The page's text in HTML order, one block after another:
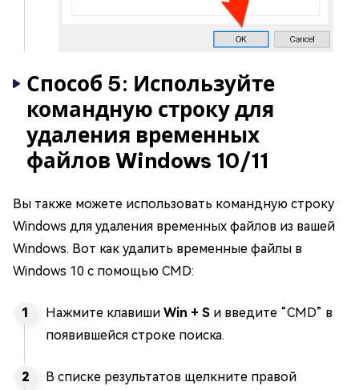
Способ 5: Используйте
командную строку для
удаления временных
файлов Windows 10/11
Вы также можете использовать командную строку
Windows для удаления временных файлов из вашей
Windows. Вот как удалить временные файлы в
Windows 10 с помощью CMD:
Нажмите клавиши Win + S и введите “CMD” в
появившейся строке поиска.
В списке результатов щелкните правой